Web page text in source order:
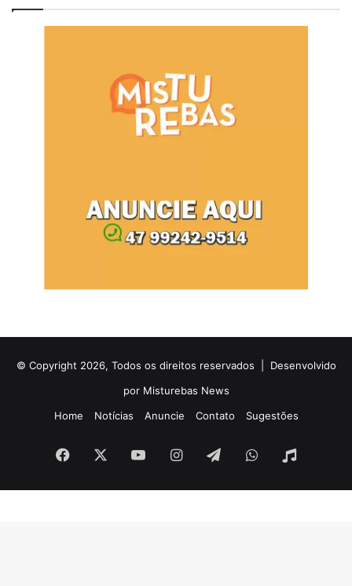
© Copyright 2026, Todos os direitos reservados | Desenvolvido
por Misturebas News
Home
Notícias Anuncie Contato Sugestões
Facebook YouTubeInstagramTelegramWhatsApp
Rádio